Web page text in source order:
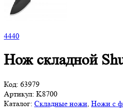
4440
Нож складной
Код: 63979
Артикул: K8700
Каталог: Складные ножи Ножи с